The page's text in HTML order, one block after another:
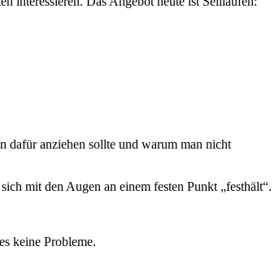
dafür anziehen sollte und warum man nicht
mit den Augen an einem festen Punkt „festhält“.
keine Probleme.